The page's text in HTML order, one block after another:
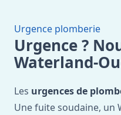
Urgence plomberie
Urgence ?
Waterland-
Les urgences de
Une fuite soudaine, un